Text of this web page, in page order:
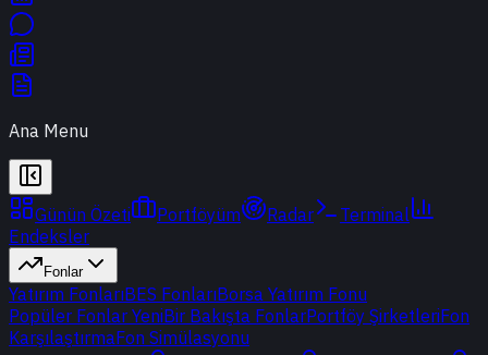
Ana Menu
Günün Özeti Portföyüm Radar
Terminal
Endeksler
Fonlar
Yatırım FonlarıBES FonlarıBorsa Yatırım Fonu
Popüler Fonlar YeniBir Bakışta FonlarPortföy ŞirketleriFon
KarşılaştırmaFon Simülasyonu